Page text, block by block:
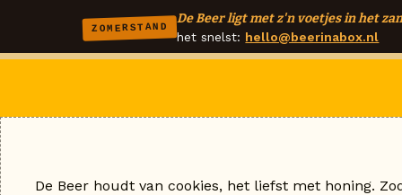
ZOMERSTAND
De Beer ligt met z'n voetjes in het
het snelst: hello@beerinabox.nl
De Beer houdt van cookies, het liefst met honing.